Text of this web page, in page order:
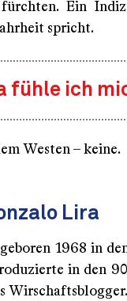
Ein
spricht.
fühle ich
Westen – keine.
Lira
1968 in
in den
Wirschaftsblogger.